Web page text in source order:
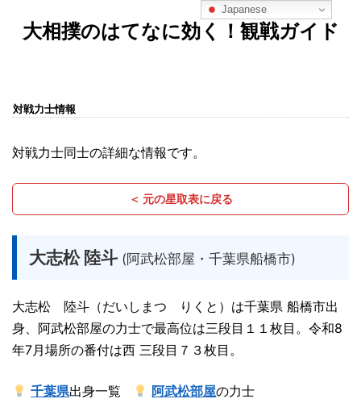
大相撲のはてなに効く！観戦ガイド
対戦力士情報
対戦力士同士の詳細な情報です。
＜ 元の星取表に戻る
大志松 陸斗 (阿武松部屋・千葉県船橋市)
大志松 陸斗（だいしまつ りくと）は千葉県 船橋市出
身、阿武松部屋の力士で最高位は三段目１１枚目。令和8
年7月場所の番付は西 三段目７３枚目。
千葉県出身一覧 阿武松部屋の力士
Japanese